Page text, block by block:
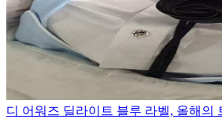
디 어워즈 딜라이트 블루 라벨, 올해의